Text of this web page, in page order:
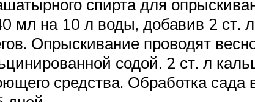
спирта для
мл на 10 л воды, добавив 2 ст.
Опрыскивание проводят
содой. 2 ст. л
средства. Обработка сада